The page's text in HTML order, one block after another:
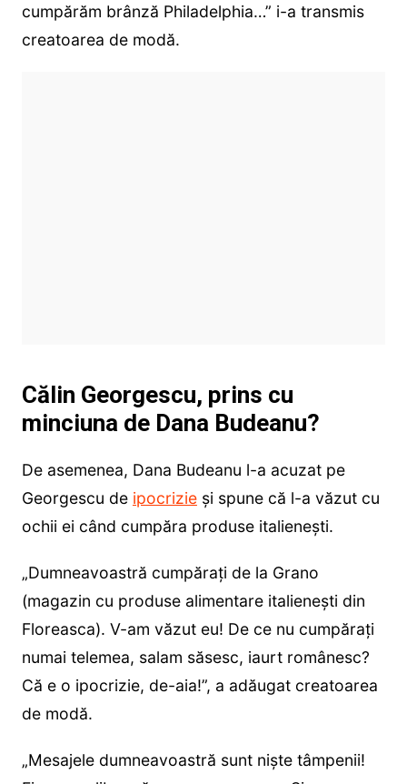
cumpărăm brânză Philadelphia…” i-a transmis
creatoarea de modă.
Călin Georgescu, prins cu
minciuna de Dana Budeanu?
De asemenea, Dana Budeanu l-a acuzat pe
Georgescu de ipocrizieși spune că l-a văzut cu
ochii ei când cumpăra produse italienești.
„Dumneavoastră cumpărați de la Grano
(magazin cu produse alimentare italienești din
Floreasca). V-am văzut eu! De ce nu cumpărați
numai telemea, salam săsesc, iaurt românesc?
Că e o ipocrizie, de-aia!”, a adăugat creatoarea
de modă.
„Mesajele dumneavoastră sunt niște tâmpenii!